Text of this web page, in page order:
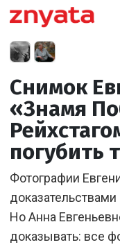
Снимок
«Знамя
погубить
Фотографии
Но Анна
доказывать: все